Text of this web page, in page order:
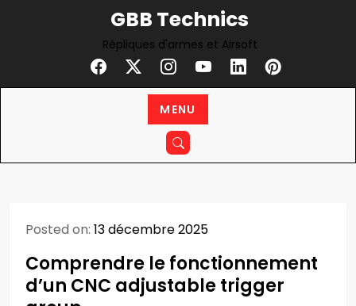
GBB Technics
Répliques d'armes et Airsoft
MENU
Posted on: 13 décembre 2025
Comprendre le fonctionnement
d’un CNC adjustable trigger